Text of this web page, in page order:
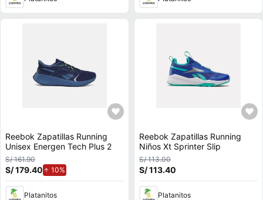
Reebok Zapatillas Running
Unisex Energen Tech Plus 2
S/ 161.90
S/ 179.40 10%
Platanitos
Reebok Zapatillas Running
Niños Xt Sprinter Slip
S/ 113.00
S/ 113.40
Platanitos